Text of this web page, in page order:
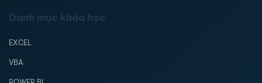
Danh mục khóa học
EXCEL
VBA